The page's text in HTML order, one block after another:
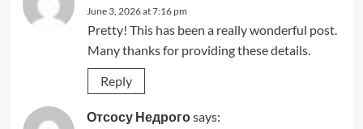
June 3, 2026 at 7:16 pm
Pretty! This has been a really wonderful post.
Many thanks for providing these details.
Reply
Отсосу Недрогоsays: